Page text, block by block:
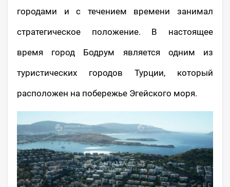
городами и с течением времени занимал
стратегическое положение. В настоящее
время город Бодрум является одним из
туристических городов Турции, который
расположен на побережье Эгейского моря.